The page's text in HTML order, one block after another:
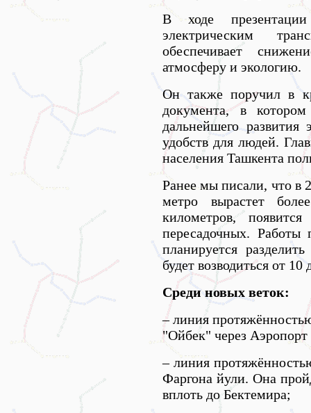
В ходе
электрическим
обеспечивает
атмосферу и экологию.
Он также поручил в
документа, в
дальнейшего
удобств для людей.
населения Ташкента
Ранее мы писали, что в
метро вырастет
километров,
пересадочных. Работы
планируется
будет возводиться от
Среди новых веток:
– линия
"Ойбек" через
– линия
Фаргона йули. Она
вплоть до Бектемира;